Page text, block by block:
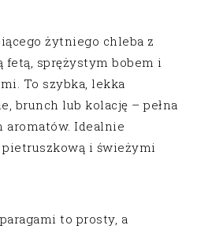
żytniego chleba z
fetą, sprężystym bobem i
To szybka, lekka
brunch lub kolację – pełna
Idealnie
i świeżymi
to prosty, a